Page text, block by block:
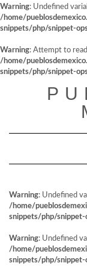
Warning: Undefined
/home/
snippets/php/snippet-
Warning: Attempt to
/home/
snippets/php/snippet-
Warning: Undefined
/home/
snippets/php/snippet-
Warning: Undefined
/home/
snippets/php/snippet-